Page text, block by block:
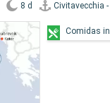
8 d Civitavecchia
Comidas